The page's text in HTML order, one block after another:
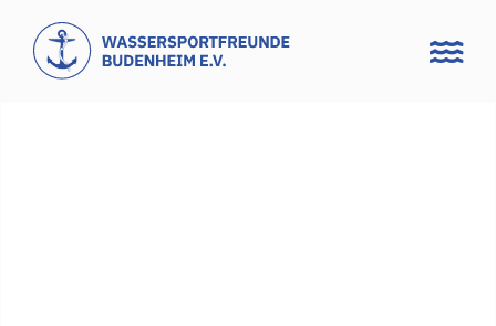
Zum
Inhalt
springen